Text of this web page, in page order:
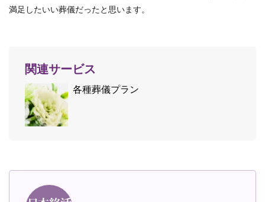
満足したいい葬儀だったと思います。
関連サービス
各種葬儀プラン